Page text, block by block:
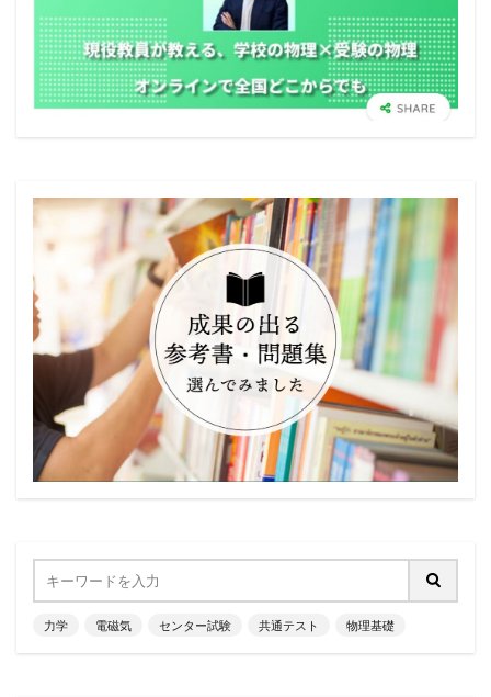
力学 電磁気 センター試験 共通テスト 物理基礎